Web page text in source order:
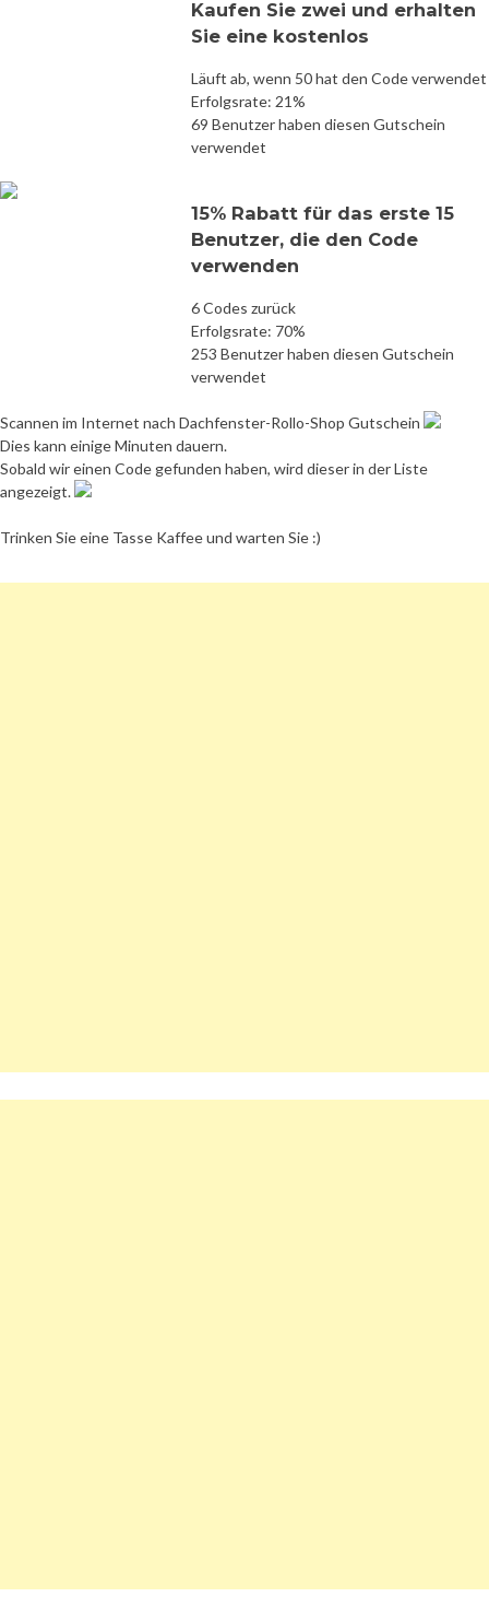
Kaufen Sie zwei und erhalten
Sie eine kostenlos
Läuft ab, wenn 50 hat den Code verwendet
Erfolgsrate: 21%
69 Benutzer haben diesen Gutschein
verwendet
15% Rabatt für das erste 15
Benutzer, die den Code
verwenden
6 Codes zurück
Erfolgsrate: 70%
253 Benutzer haben diesen Gutschein
verwendet
Scannen im Internet nach Dachfenster-Rollo-Shop Gutschein
Dies kann einige Minuten dauern.
Sobald wir einen Code gefunden haben, wird dieser in der Liste
angezeigt.
Trinken Sie eine Tasse Kaffee und warten Sie :)